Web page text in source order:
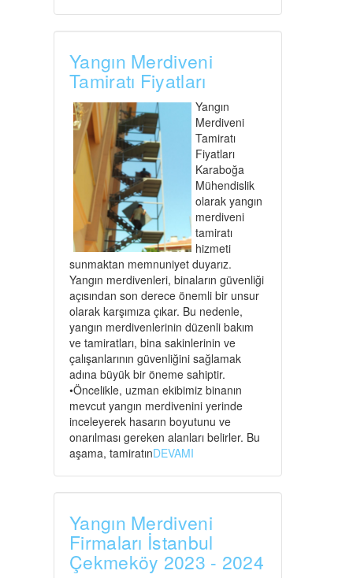
Yangın Merdiveni
Tamiratı Fiyatları
Yangın
Merdiveni
Tamiratı
Fiyatları
Karaboğa
Mühendislik
olarak yangın
merdiveni
tamiratı
hizmeti
sunmaktan memnuniyet duyarız.
Yangın merdivenleri, binaların güvenliği
açısından son derece önemli bir unsur
olarak karşımıza çıkar. Bu nedenle,
yangın merdivenlerinin düzenli bakım
ve tamiratları, bina sakinlerinin ve
çalışanlarının güvenliğini sağlamak
adına büyük bir öneme sahiptir.
•Öncelikle, uzman ekibimiz binanın
mevcut yangın merdivenini yerinde
inceleyerek hasarın boyutunu ve
onarılması gereken alanları belirler. Bu
aşama, tamiratınDEVAMI
Yangın Merdiveni
Firmaları İstanbul
Çekmeköy 2023 - 2024